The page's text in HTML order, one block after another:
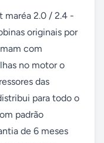
maréa 2.0 / 2.4 -
originais por
com
no motor o
das
para todo o
padrão
de 6 meses